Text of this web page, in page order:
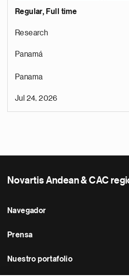
Regular, Full time
Research
Panamá
Panama
Jul 24, 2026
Novartis Andean & CAC
Navegador
Prensa
Nuestro portafolio